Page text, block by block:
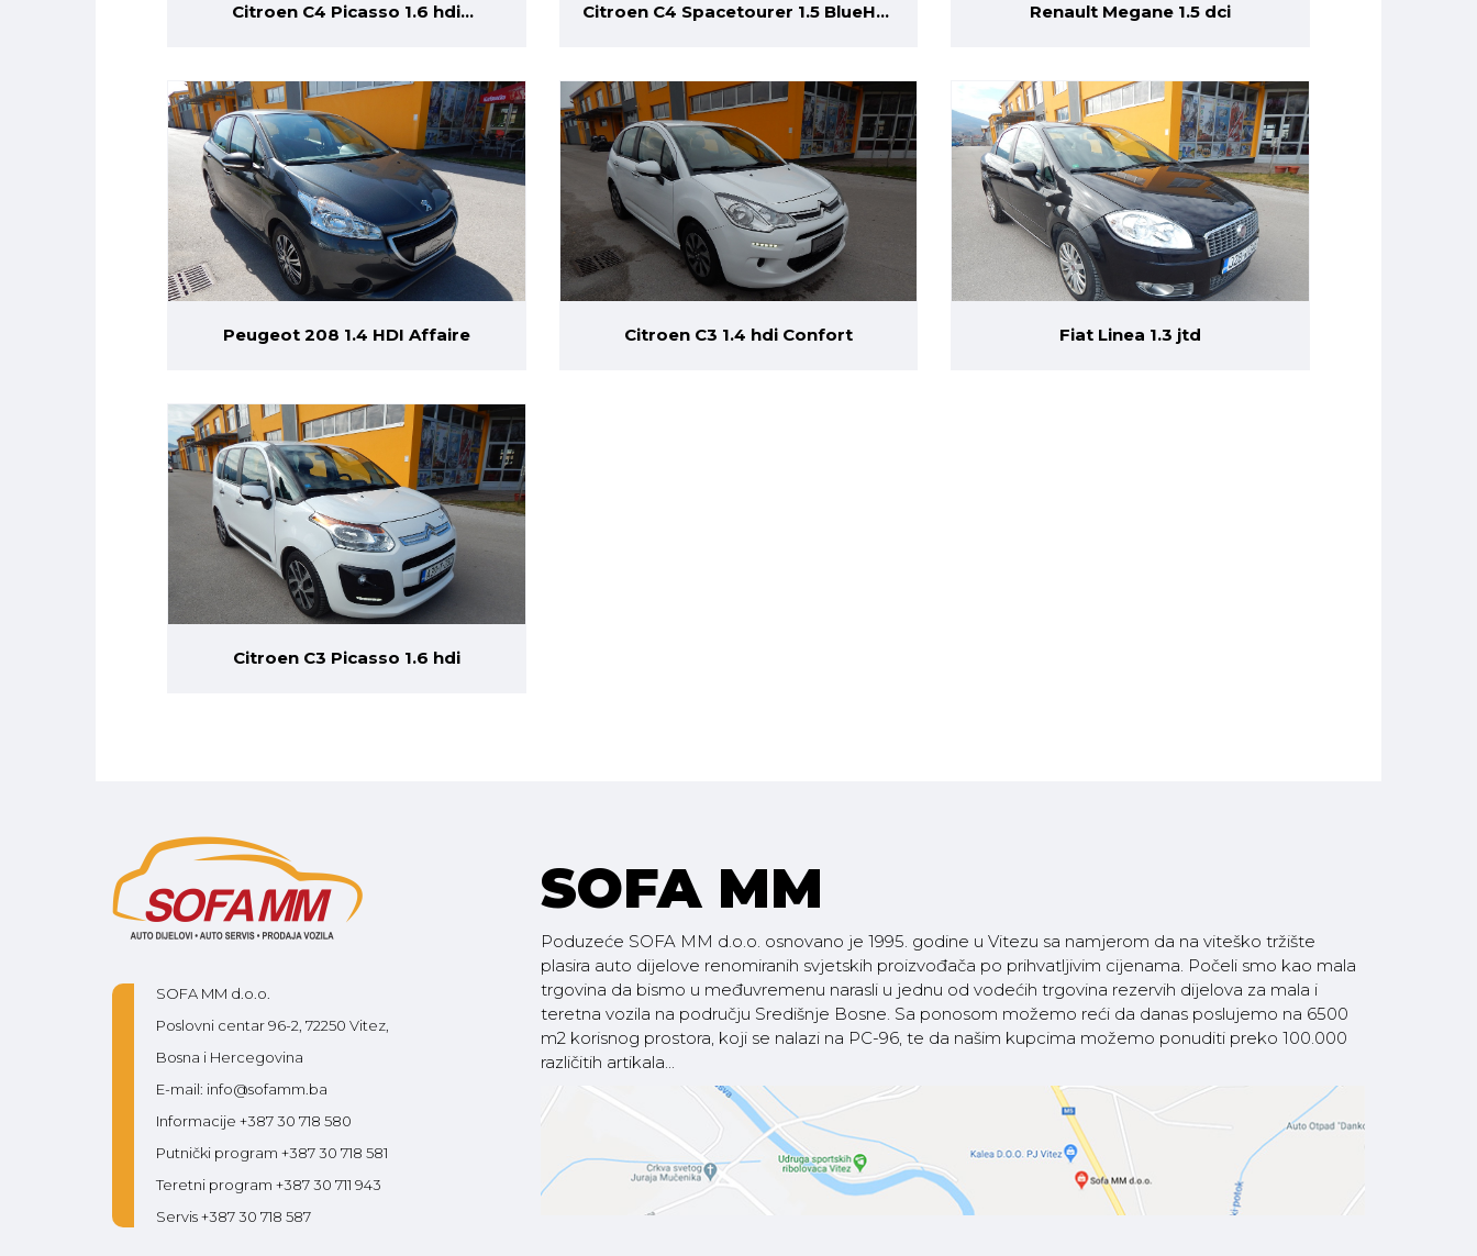
Citroen C4 Picasso 1.6 hdi
Citroen C4 Spacetourer 1.5 BlueHDi
Renault Megane 1.5 dci
Peugeot 208 1.4 HDI Affaire Citroen C3 1.4 hdi Confort Fiat Linea 1.3 jtd
Citroen C3 Picasso 1.6 hdi
SOFA MM d.o.o.
Poslovni centar 96-2, 72250 Vitez,
Bosna i Hercegovina
E-mail: info@sofamm.ba
Informacije +387 30 718 580
Putnički program +387 30 718 581
Teretni program +387 30 711 943
Servis +387 30 718 587
SOFA MM
Poduzeće SOFA MM d.o.o. osnovano je 1995. godine u Vitezu sa namjerom da na viteško tržište
plasira auto dijelove renomiranih svjetskih proizvođača po prihvatljivim cijenama. Počeli smo kao mala
trgovina da bismo u međuvremenu narasli u jednu od vodećih trgovina rezervih dijelova za mala i
teretna vozila na području Središnje Bosne. Sa ponosom možemo reći da danas poslujemo na 6500
m2 korisnog prostora, koji se nalazi na PC-96, te da našim kupcima možemo ponuditi preko 100.000
različitih artikala...